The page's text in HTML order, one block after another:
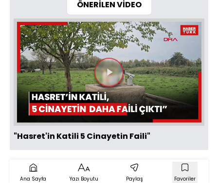
ÖNERİLEN VİDEO
Videoyu
Oynat
"Hasret'in Katili 5 Cinayetin Faili"
Ana Sayfa Yazı Boyutu Paylaş Favoriler